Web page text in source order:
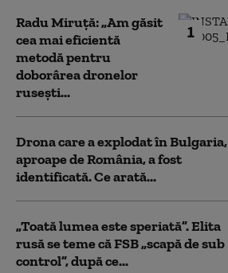
1
Radu Miruță: „Am găsit
cea mai eficientă
metodă pentru
doborârea dronelor
rusești...
Drona care a explodat în Bulgaria,
aproape de România, a fost
identificată. Ce arată...
„Toată lumea este speriată”. Elita
rusă se teme că FSB „scapă de sub
control”, după ce...